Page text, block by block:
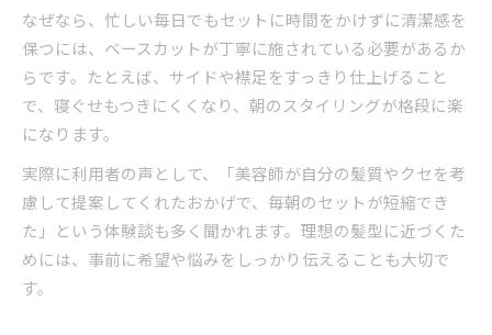
なぜなら、忙しい毎日でもセットに時間をかけずに清潔感を
保つには、ベースカットが丁寧に施されている必要があるか
らです。たとえば、サイドや襟足をすっきり仕上げること
で、寝ぐせもつきにくくなり、朝のスタイリングが格段に楽
になります。
実際に利用者の声として、「美容師が自分の髪質やクセを考
慮して提案してくれたおかげで、毎朝のセットが短縮でき
た」という体験談も多く聞かれます。理想の髪型に近づくた
めには、事前に希望や悩みをしっかり伝えることも大切で
す。